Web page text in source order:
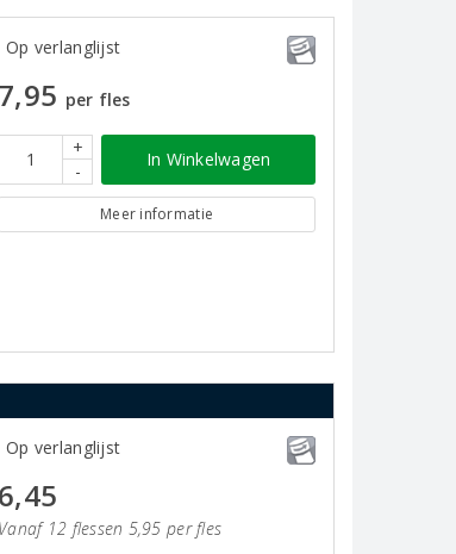
Op verlanglijst
7,95 per fles
+
-
In Winkelwagen
Meer informatie
Op verlanglijst
6,45
Vanaf 12 flessen 5,95 per fles